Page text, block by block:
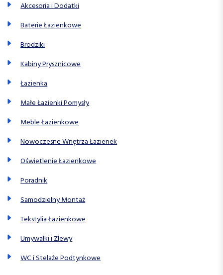
Akcesoria i Dodatki
Baterie Łazienkowe
Brodziki
Kabiny Prysznicowe
Łazienka
Małe Łazienki Pomysły
Meble Łazienkowe
Nowoczesne Wnętrza Łazienek
Oświetlenie Łazienkowe
Poradnik
Samodzielny Montaż
Tekstylia Łazienkowe
Umywalki i Zlewy
WC i Stelaże Podtynkowe